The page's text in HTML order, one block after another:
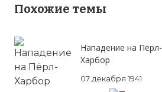
Похожие темы
Нападение на Пёрл-
Харбор
07 декабря 1941